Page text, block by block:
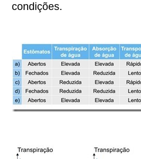
condições.